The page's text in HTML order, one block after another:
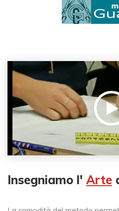
Insegniamo l' Arte